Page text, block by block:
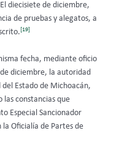
El diecisiete de diciembre,
de pruebas y alegatos, a
[19]
fecha, mediante oficio
diciembre, la autoridad
Estado de Michoacán,
las constancias que
Especial Sancionador
la Oficialía de Partes de